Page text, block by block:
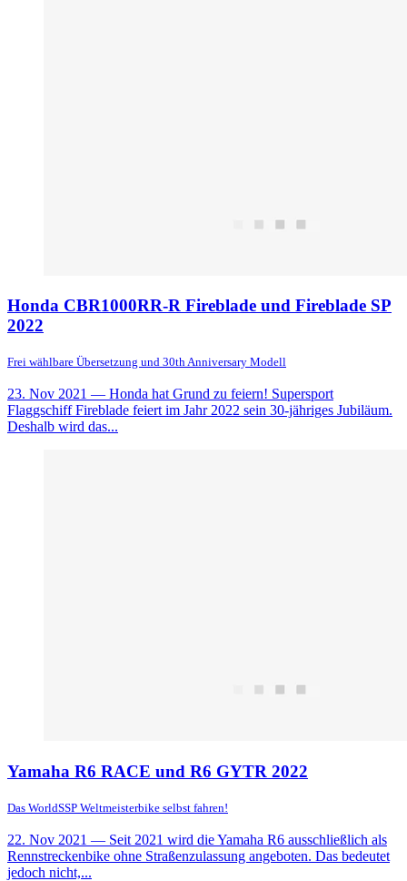
Honda CBR1000RR-R Fireblade und Fireblade SP
2022
Frei wählbare Übersetzung und 30th Anniversary Modell
23. Nov 2021 — Honda hat Grund zu feiern! Supersport
Flaggschiff Fireblade feiert im Jahr 2022 sein 30-jähriges Jubiläum.
Deshalb wird das...
Yamaha R6 RACE und R6 GYTR 2022
Das WorldSSP Weltmeisterbike selbst fahren!
22. Nov 2021 — Seit 2021 wird die Yamaha R6 ausschließlich als
Rennstreckenbike ohne Straßenzulassung angeboten. Das bedeutet
jedoch nicht,...